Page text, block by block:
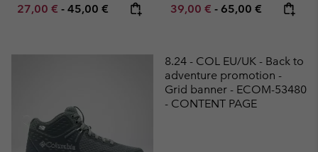
Minimum sale price:
27,00 € - Maximum price:
45,00 € Minimum sale price:
39,00 € - Maximum price:
65,00 €
8.24 - COL EU/UK - Back to
adventure promotion -
Grid banner - ECOM-53480
- CONTENT PAGE